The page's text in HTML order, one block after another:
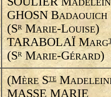
GHOSN BADAOUICH
(SRMARIE-LOUISE)
TARABOLAÏ MARG
(SRMARIE-GÉRARD)
(MÈRESTEM
MASSE MARIE